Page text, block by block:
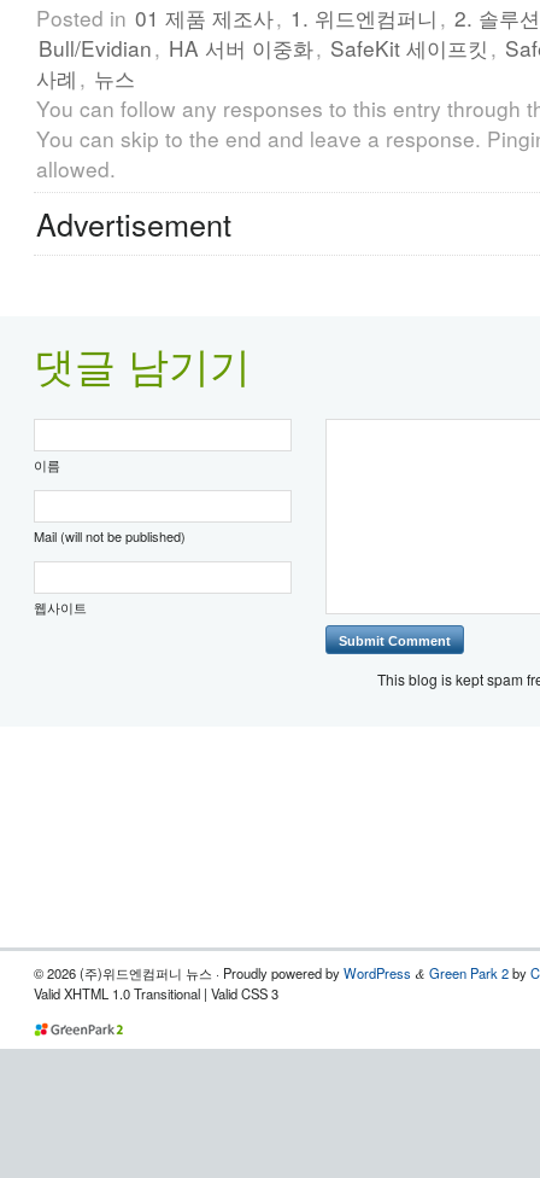
Posted in 01 제품 제조사, 1. 위드엔컴퍼니 , 2. 솔루션
Bull/Evidian, HA 서버 이중화, SafeKit 세이프킷 ,
사례 , 뉴스
You can follow any responses to this entry through
You can skip to the end and leave a response.
allowed.
Advertisement
댓글 남기기
이름
Mail (will not be published)
웹사이트
This blog is kept spam
© 2026 (주)위드엔컴퍼니 뉴스 · Proudly powered byWordPress & Green Park 2by
Valid XHTML 1.0 Transitional | Valid CSS 3